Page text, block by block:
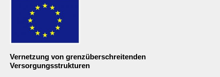
Vernetzung von grenzüberschreitenden
Versorgungsstrukturen